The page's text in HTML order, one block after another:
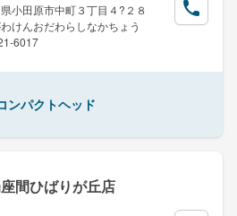
小田原市中町３丁目４?２８
けんおだわらしなかちょう
6017
ンパクトヘッド
間ひばりが丘店